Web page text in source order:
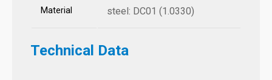
Material steel: DC01 (1.0330)
Technical Data